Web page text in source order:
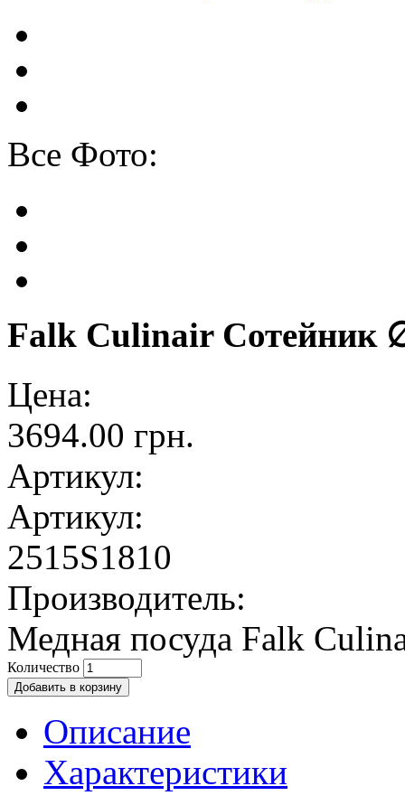
Все Фото:
Falk Culinair Сотейник
Цена:
3694.00 грн.
Артикул:
Артикул:
2515S1810
Производитель:
Медная посуда Falk
Количество
Описание
Характеристики